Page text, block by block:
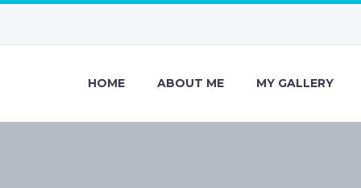
HOME ABOUT ME MY GALLERY